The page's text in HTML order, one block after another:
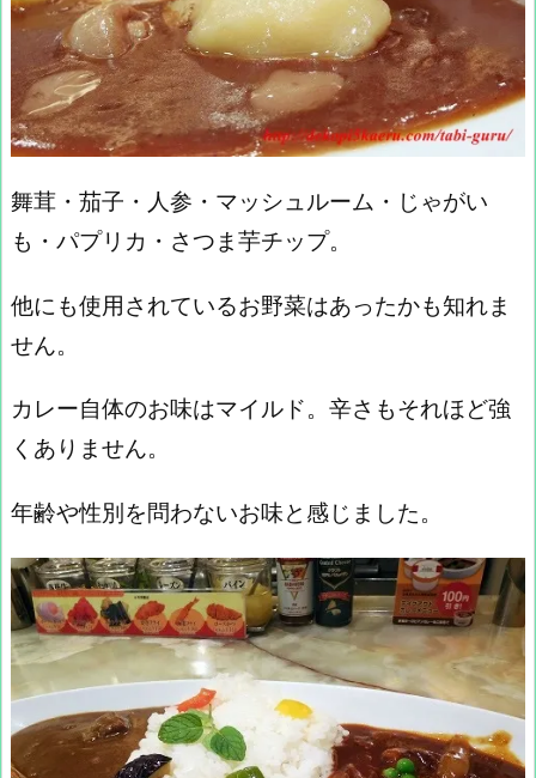
舞茸・茄子・人参・マッシュルーム・じゃがい
も・パプリカ・さつま芋チップ。
他にも使用されているお野菜はあったかも知れま
せん。
カレー自体のお味はマイルド。辛さもそれほど強
くありません。
年齢や性別を問わないお味と感じました。